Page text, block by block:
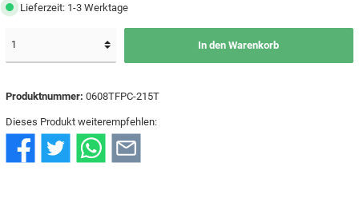
Lieferzeit: 1-3 Werktage
In den Warenkorb
Produktnummer: 0608TFPC-215T
Dieses Produkt weiterempfehlen: